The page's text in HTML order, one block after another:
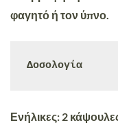
φαγητό ή τον ύπνο.
Δοσολογία
Ενήλικες: 2